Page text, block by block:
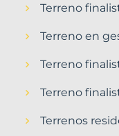
Terreno
Terreno en
Terreno
Terreno
Terrenos